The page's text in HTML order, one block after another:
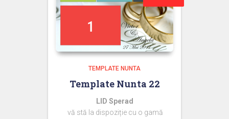
TEMPLATE NUNTA
Template Nunta 22
LID Sperad
vă stă la dispoziție cu o gamă